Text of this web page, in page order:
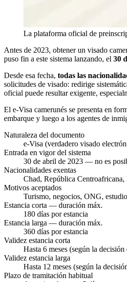
La plataforma oficial de
Antes de 2023, obtener un visado
puso fin a este sistema lanzando, el 30
Desde esa fecha, todas las
solicitudes de visado: redirige
oficial puede resultar exigente,
El e-Visa camerunés se presenta en
embarque y luego a los agentes de
Naturaleza del documento
e-Visa (verdadero visado
Entrada en vigor del sistema
30 de abril de 2023 — no es
Nacionalidades exentas
Chad, República
Motivos aceptados
Turismo, negocios, ONG,
Estancia corta — duración máx.
180 días por estancia
Estancia larga — duración máx.
360 días por estancia
Validez estancia corta
Hasta 6 meses (según la
Validez estancia larga
Hasta 12 meses (según la
Plazo de tramitación habitual